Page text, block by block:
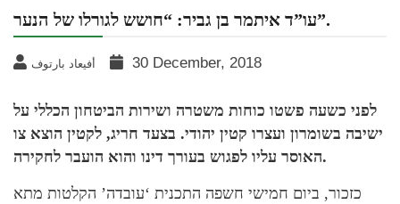
עו”ד איתמר בן גביר: “חושש לגורלו של הנער”.
أفيعاد بارتوف 30 December, 2018
לפני כשעה פשטו כוחות משטרה ושירות הביטחון הכללי על
ישיבה בשומרון ועצרו קטין יהודי. בצעד חריג, לקטין הוצא צו
האוסר עליו לפגוש בעורך דינו והוא הועבר לחקירה.
כזכור, ביום חמישי חשפה התכנית ‘עובדה’ הקלטות מתא